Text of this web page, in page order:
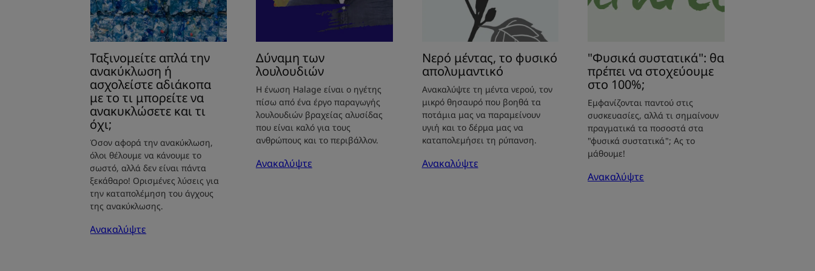
το
τι
μπορείτε
να
ανακυκλώσετε
και
τι
όχι;
Ταξινομείτε απλά την
ανακύκλωση ή
ασχολείστε αδιάκοπα
με το τι μπορείτε να
ανακυκλώσετε και τι
όχι;
Όσον αφορά την ανακύκλωση,
όλοι θέλουμε να κάνουμε το
σωστό, αλλά δεν είναι πάντα
ξεκάθαρο! Ορισμένες λύσεις για
την καταπολέμηση του άγχους
της ανακύκλωσης.
Ανακαλύψτε
Δύναμη των
λουλουδιών
Η ένωση Halage είναι ο ηγέτης
πίσω από ένα έργο παραγωγής
λουλουδιών βραχείας αλυσίδας
που είναι καλό για τους
ανθρώπους και το περιβάλλον.
Ανακαλύψτε
Νερό μέντας, το φυσικό
απολυμαντικό
Ανακαλύψτε τη μέντα νερού, τον
μικρό θησαυρό που βοηθά τα
ποτάμια μας να παραμείνουν
υγιή και το δέρμα μας να
καταπολεμήσει τη ρύπανση.
Ανακαλύψτε
"Φυσικά συστατικά": θα
πρέπει να στοχεύουμε
στο 100%;
Εμφανίζονται παντού στις
συσκευασίες, αλλά τι σημαίνουν
πραγματικά τα ποσοστά στα
"φυσικά συστατικά"; Ας το
μάθουμε!
Ανακαλύψτε